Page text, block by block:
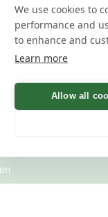
We use cookies to
performance and
to enhance and
Learn more
Allow all
binnen